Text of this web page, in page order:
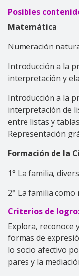
Posibles
Matemática
Numeración
Introducción a la
interpretación y
Introducción a la
interpretación de
entre listas y
Representación
Formación de la
1° La familia,
2° La familia como
Criterios de logro:
Explora, reconoce
formas de
lo socio afectivo
pares y la